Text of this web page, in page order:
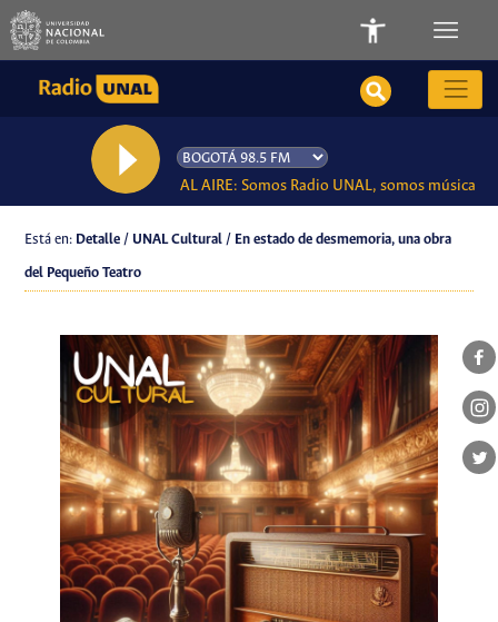
AL AIRE: Somos Radio UNAL, somos música
Está en: Detalle / UNAL Cultural / En estado de desmemoria, una obra
del Pequeño Teatro